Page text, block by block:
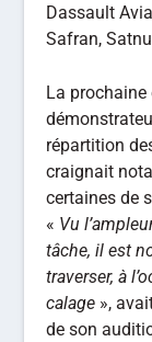
Dassault
Safran,
La
répartition
craignait
certaines de
« Vu
tâche, il est
traverser, à
calage »,
de son